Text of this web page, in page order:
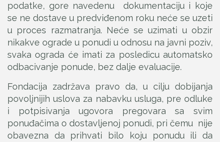
podatke, gore navedenu dokumentaciju i koje
se ne dostave u predviđenom roku neće se uzeti
u proces razmatranja. Neće se uzimati u obzir
nikakve ograde u ponudi u odnosu na javni poziv,
svaka ograda će imati za posledicu automatsko
odbacivanje ponude, bez dalje evaluacije.
Fondacija zadržava pravo da, u cilju dobijanja
povoljnijih uslova za nabavku usluga, pre odluke
i potpisivanja ugovora pregovara sa svim
ponuđačima o dostavljenoj ponudi, pri čemu nije
obavezna da prihvati bilo koju ponudu ili da